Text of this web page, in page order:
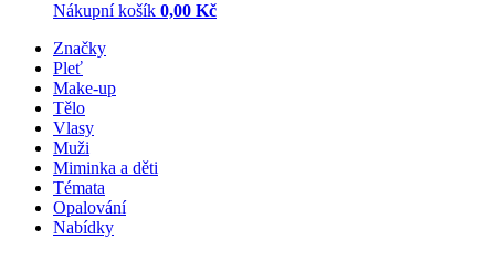
Nákupní košík 0,00 Kč
Značky
Pleť
Make-up
Tělo
Vlasy
Muži
Miminka a děti
Témata
Opalování
Nabídky